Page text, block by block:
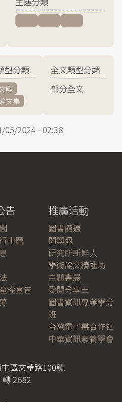
型分類
獻
文集
全文類型分類
部分全文
05/2024 - 02:38
告
事曆
權宣告
推廣活動
圖書館週
開學週
研究所新鮮人
學術論文精進坊
主題書展
愛閱分享王
圖書資訊專業學分
班
台灣電子書合作社
中華資訊素養學會
區文華路100號
2682